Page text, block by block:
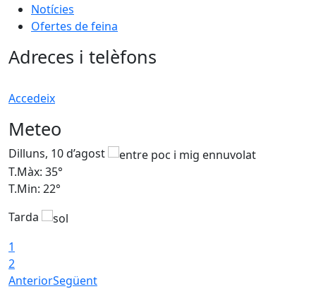
Notícies
Ofertes de feina
Adreces i telèfons
Accedeix
Meteo
Dilluns, 10 d’agost
T.Màx: 35°
T.Min: 22°
Tarda
1
2
AnteriorSegüent